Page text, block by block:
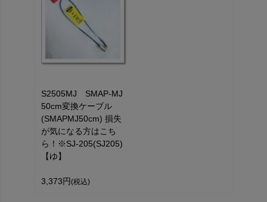
S2505MJ SMAP-MJ
50cm変換ケーブル
(SMAPMJ50cm) 損失
が気になる方はこち
ら！※SJ-205(SJ205)
【ゆ】
3,373円 (税込)